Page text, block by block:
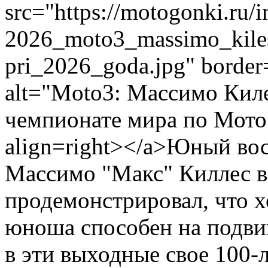
src="https://motogonki.ru/
pri_2026_goda.jpg"
alt="Moto3: Массимо
чемпионате мира по
align=right></a>Юный
Массимо "Макс" Киллес в
продемонстрировал, что
юноша способен на
в эти выходные свое 100-